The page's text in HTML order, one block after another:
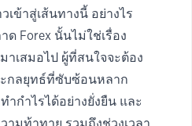
เข้าสู่เส้นทางนี้ อย่างไร
ด Forex นั้นไม่ใช่เรื่อง
าเสมอไป ผู้ที่สนใจจะต้อง
กลยุทธ์ที่ซับซ้อนหลาก
ำกำไรได้อย่างยั่งยืน และ
ามท้าทาย รวมถึงช่วงเวลา